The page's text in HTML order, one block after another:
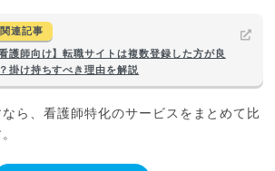
関連記事
看護師向け】転職サイトは複数登録した方が良
掛け持ちすべき理由を解説
ら、看護師特化のサービスをまとめて比